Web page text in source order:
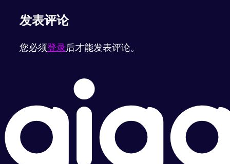
发表评论
您必须登录后才能发表评论。